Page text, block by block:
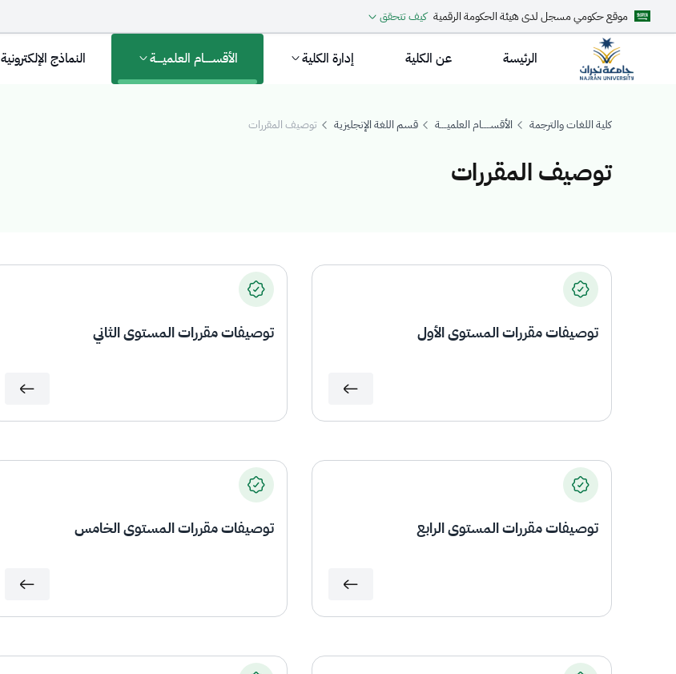
موقع حكومي مسجل لدى هيئة الحكومة الرقمية كيف تتحقق
الرئيسة عن الكلية إدارة الكلية الأقســـــام العلميــــة النماذج الإلكترونية
كلية اللغات والترجمة الأقســـــام العلميــــة قسم اللغة الإنجليزية توصيف المقررات
توصيف المقررات
توصيف المقررات
توصيفات مقررات المستوى الأول توصيفات مقررات المستوى الثاني
توصيفات مقررات المستوى الرابع توصيفات مقررات المستوى الخامس